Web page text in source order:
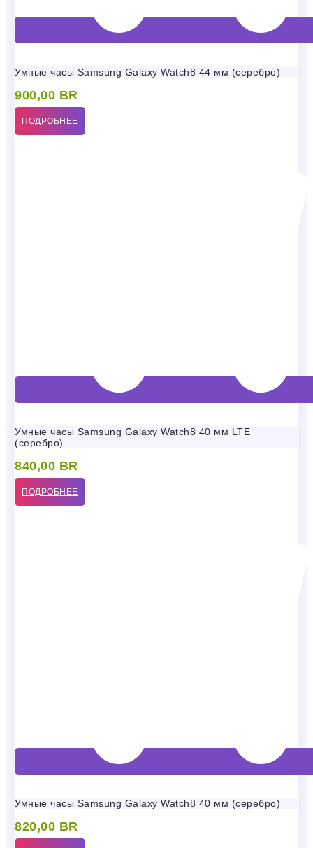
Умные часы Samsung Galaxy Watch8 44 мм (серебро)
900,00 BR
ПОДРОБНЕЕ
Умные часы Samsung Galaxy Watch8 40 мм LTE
(серебро)
840,00 BR
ПОДРОБНЕЕ
Умные часы Samsung Galaxy Watch8 40 мм (серебро)
820,00 BR